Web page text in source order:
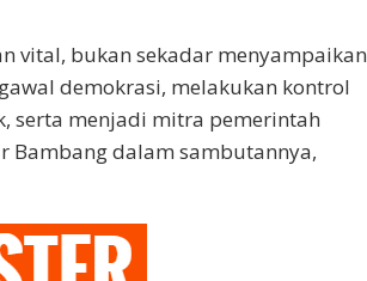
vital, bukan sekadar menyampaikan
demokrasi, melakukan kontrol
serta menjadi mitra pemerintah
Bambang dalam sambutannya,